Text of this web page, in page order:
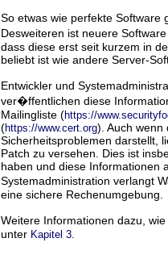
So etwas wie perfekte
Desweiteren ist neuere
dass diese erst seit kurzem in
beliebt ist wie andere Server-
Entwickler und
ver�ffentlichen diese
Mailingliste (https://
(https://www.cert.org). Auch wenn
Sicherheitsproblemen darstellt,
Patch zu versehen. Dies ist
haben und diese Informationen
Systemadministration verlangt
eine sichere Rechenumgebung.
Weitere Informationen dazu,
unter Kapitel 3